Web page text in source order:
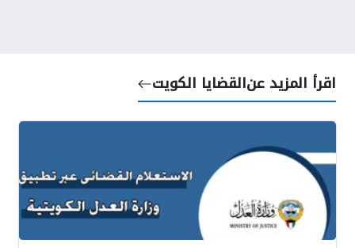
اقرأ المزيد عنالقضايا الكويت